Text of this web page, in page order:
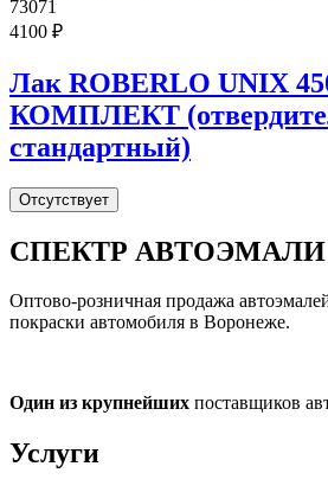
73071
4100 ₽
Лак ROBERLO UNIX
КОМПЛЕКТ
стандартный)
Отсутствует
СПЕКТР АВТОЭМАЛИ
Оптово-розничная продажа
покраски автомобиля в Воронеже.
Один из крупнейших поставщиков
Услуги